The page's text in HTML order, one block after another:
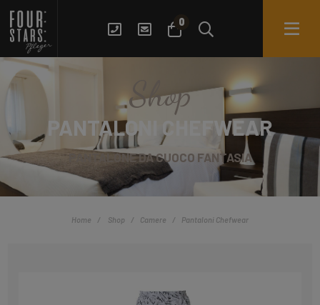
0
Shop
PANTALONI CHEFWEAR
PANTALONE DA CUOCO FANTASIA
Home Shop Camere Pantaloni Chefwear